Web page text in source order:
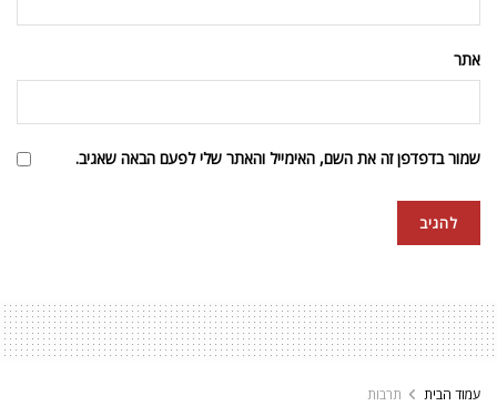
אתר
שמור בדפדפן זה את השם, האימייל והאתר שלי לפעם הבאה שאגיב.
עמוד הבית תרבות